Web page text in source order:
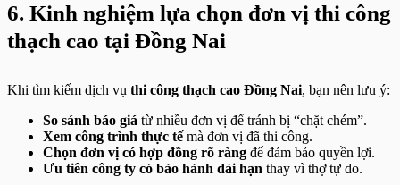
6. Kinh nghiệm lựa chọn đơn vị thi công
thạch cao tại Đồng Nai
Khi tìm kiếm dịch vụ thi công thạch cao Đồng Nai, bạn nên lưu ý:
So sánh báo giá từ nhiều đơn vị để tránh bị “chặt chém”.
Xem công trình thực tếmà đơn vị đã thi công.
Chọn đơn vị có hợp đồng rõ ràng để đảm bảo quyền lợi.
Ưu tiên công ty có bảo hành dài hạn thay vì thợ tự do.